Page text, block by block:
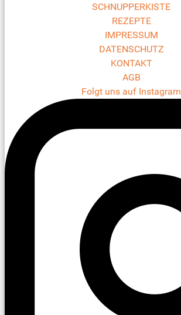
SCHNUPPERKISTE
REZEPTE
IMPRESSUM
DATENSCHUTZ
KONTAKT
AGB
Folgt uns auf Instagram